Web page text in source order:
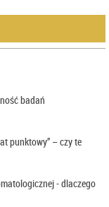
badań
punktowy” – czy te
- dlaczego